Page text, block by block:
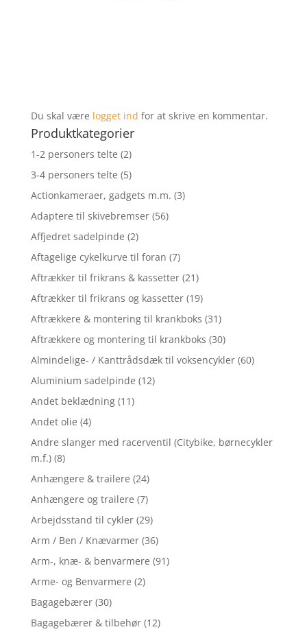
Du skal være logget ind for at skrive en kommentar.
Produktkategorier
1-2 personers telte (2)
3-4 personers telte (5)
Actionkameraer, gadgets m.m. (3)
Adaptere til skivebremser (56)
Affjedret sadelpinde (2)
Aftagelige cykelkurve til foran (7)
Aftrækker til frikrans & kassetter (21)
Aftrækker til frikrans og kassetter (19)
Aftrækkere & montering til krankboks (31)
Aftrækkere og montering til krankboks (30)
Almindelige- / Kanttrådsdæk til voksencykler (60)
Aluminium sadelpinde (12)
Andet beklædning (11)
Andet olie (4)
Andre slanger med racerventil (Citybike, børnecykler
m.f.) (8)
Anhængere & trailere (24)
Anhængere og trailere (7)
Arbejdsstand til cykler (29)
Arm / Ben / Knævarmer (36)
Arm-, knæ- & benvarmere (91)
Arme- og Benvarmere (2)
Bagagebærer (30)
Bagagebærer & tilbehør (12)